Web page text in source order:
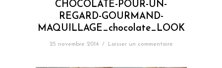
CHOCOLATE-POUR-UN-
REGARD-GOURMAND-
MAQUILLAGE_chocolate_LOOK
25 novembre 2014 / Laisser un commentaire